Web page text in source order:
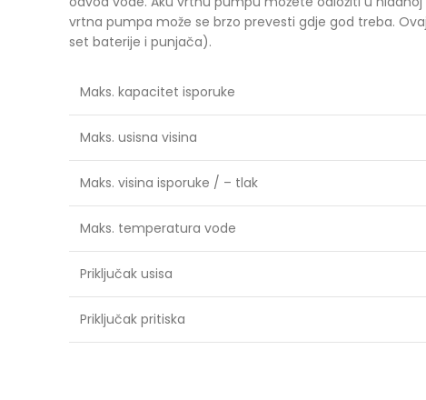
vrtna pumpa može se brzo prevesti gdje god treba.
set baterije i punjača).
Maks. kapacitet isporuke
Maks. usisna visina
Maks. visina isporuke / – tlak
Maks. temperatura vode
Priključak usisa
Priključak pritiska